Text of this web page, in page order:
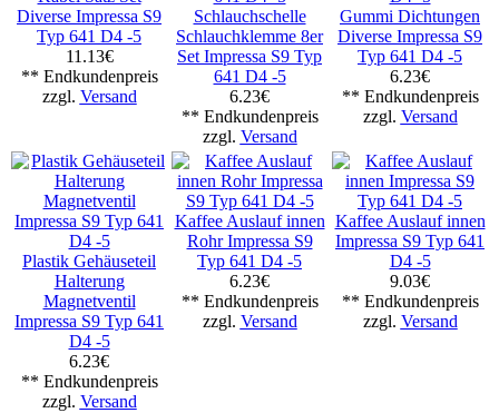
Diverse Impressa S9
Typ 641 D4 -5
11.13€
** Endkundenpreis
zzgl. Versand
Schlauchschelle
Schlauchklemme 8er
Set Impressa S9 Typ
641 D4 -5
6.23€
** Endkundenpreis
zzgl. Versand
Gummi Dichtungen
Diverse Impressa S9
Typ 641 D4 -5
6.23€
** Endkundenpreis
zzgl. Versand
Plastik Gehäuseteil
Halterung
Magnetventil
Impressa S9 Typ 641
D4 -5
6.23€
** Endkundenpreis
zzgl. Versand
Kaffee Auslauf innen
Rohr Impressa S9
Typ 641 D4 -5
6.23€
** Endkundenpreis
zzgl. Versand
Kaffee Auslauf innen
Impressa S9 Typ 641
D4 -5
9.03€
** Endkundenpreis
zzgl. Versand